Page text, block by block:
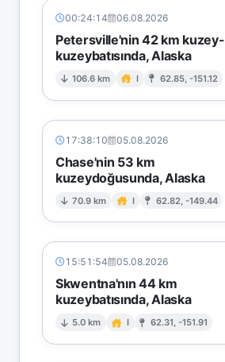
00:24:14 06.08.2026
Petersville'nin 42 km kuzey-
kuzeybatısında, Alaska
106.6 km I 62.85, -151.12
17:38:10 05.08.2026
Chase'nin 53 km
kuzeydoğusunda, Alaska
70.9 km I 62.82, -149.44
15:51:54 05.08.2026
Skwentna'nın 44 km
kuzeybatısında, Alaska
5.0 km I 62.31, -151.91